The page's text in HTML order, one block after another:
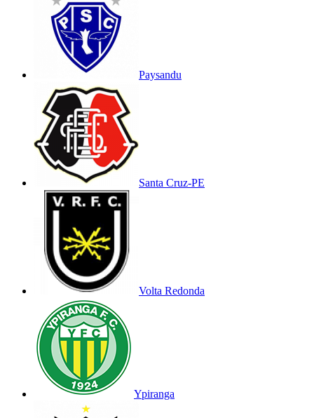
Paysandu
Santa Cruz-PE
Volta Redonda
Ypiranga